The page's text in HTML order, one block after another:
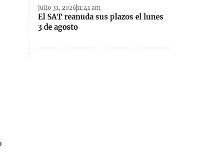
julio 31, 202611:41 am
El SAT reanuda sus plazos el lunes
3 de agosto